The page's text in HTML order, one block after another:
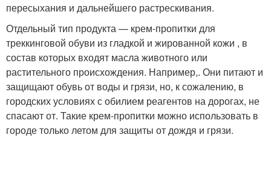
пересыхания и дальнейшего растрескивания.
Отдельный тип продукта — крем-пропитки для
треккинговой обуви из гладкой и жированной кожи , в
состав которых входят масла животного или
растительного происхождения. Например,. Они питают и
защищают обувь от воды и грязи, но, к сожалению, в
городских условиях с обилием реагентов на дорогах, не
спасают от. Такие крем-пропитки можно использовать в
городе только летом для защиты от дождя и грязи.